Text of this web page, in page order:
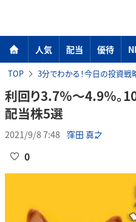
人気 配当 優待
TOP 3分でわかる！今日の投資戦
利回り3.7％～4.9％。
配当株5選
2021/9/8 7:48 窪田 真之
0